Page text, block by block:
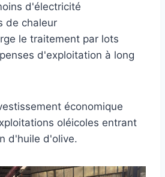
d'électricité
de chaleur
le traitement par lots
d'exploitation à long
économique
oléicoles entrant
d'huile d'olive.